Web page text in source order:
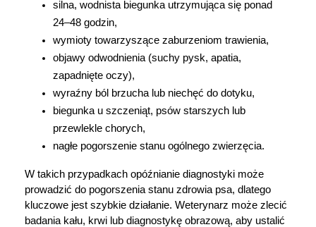
silna, wodnista biegunka utrzymująca się ponad
24–48 godzin,
wymioty towarzyszące zaburzeniom trawienia,
objawy odwodnienia (suchy pysk, apatia,
zapadnięte oczy),
wyraźny ból brzucha lub niechęć do dotyku,
biegunka u szczeniąt, psów starszych lub
przewlekle chorych,
nagłe pogorszenie stanu ogólnego zwierzęcia.
W takich przypadkach opóźnianie diagnostyki może
prowadzić do pogorszenia stanu zdrowia psa, dlatego
kluczowe jest szybkie działanie. Weterynarz może zlecić
badania kału, krwi lub diagnostykę obrazową, aby ustalić